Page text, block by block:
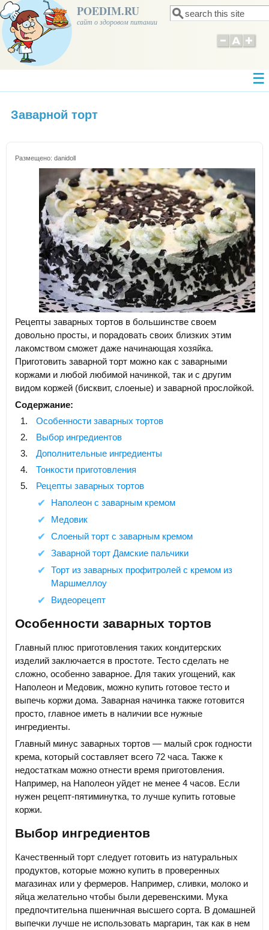
POEDIM.RU
сайт о здоровом питании Форма поиска
Поиск
Заварной торт
Размещено: danidoll
Рецепты заварных тортов в большинстве своем
довольно просты, и порадовать своих близких этим
лакомством сможет даже начинающая хозяйка.
Приготовить заварной торт можно как с заварными
коржами и любой любимой начинкой, так и с другим
видом коржей (бисквит, слоеные) и заварной прослойкой.
Содержание:
Особенности заварных тортов
Выбор ингредиентов
Дополнительные ингредиенты
Тонкости приготовления
Рецепты заварных тортов
Наполеон с заварным кремом
Медовик
Слоеный торт с заварным кремом
Заварной торт Дамские пальчики
Торт из заварных профитролей с кремом из
Маршмеллоу
Видеорецепт
Особенности заварных тортов
Главный плюс приготовления таких кондитерских
изделий заключается в простоте. Тесто сделать не
сложно, особенно заварное. Для таких угощений, как
Наполеон и Медовик, можно купить готовое тесто и
выпечь коржи дома. Заварная начинка также готовится
просто, главное иметь в наличии все нужные
ингредиенты.
Главный минус заварных тортов — малый срок годности
крема, который составляет всего 72 часа. Также к
недостаткам можно отнести время приготовления.
Например, на Наполеон уйдет не менее 4 часов. Если
нужен рецепт-пятиминутка, то лучше купить готовые
коржи.
Выбор ингредиентов
Качественный торт следует готовить из натуральных
продуктов, которые можно купить в проверенных
магазинах или у фермеров. Например, сливки, молоко и
яйца желательно чтобы были деревенскими. Мука
предпочтительна пшеничная высшего сорта. В домашней
выпечки лучше не использовать маргарин, так как в нем